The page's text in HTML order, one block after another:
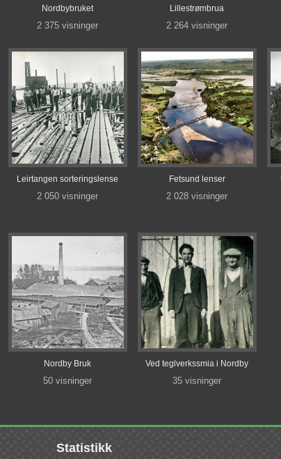
Nordbybruket
2 375 visninger
Lillestrømbrua
2 264 visninger
Leirtangen sorteringslense
2 050 visninger
Fetsund lenser
2 028 visninger
Nordby Bruk
50 visninger
Ved teglverkssmia i Nordby
35 visninger
Statistikk